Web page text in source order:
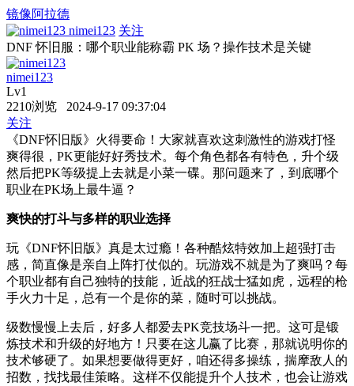
镜像阿拉德
nimei123 关注
DNF 怀旧服：哪个职业能称霸 PK 场？操作技术是关键
nimei123
Lv1
2210浏览 2024-9-17 09:37:04
关注
《DNF怀旧版》火得要命！大家就喜欢这刺激性的游戏打怪
爽得很，PK更能好好秀技术。每个角色都各有特色，升个级
然后把PK等级提上去就是小菜一碟。那问题来了，到底哪个
职业在PK场上最牛逼？
爽快的打斗与多样的职业选择
玩《DNF怀旧版》真是太过瘾！各种酷炫特效加上超强打击
感，简直像是亲自上阵打仗似的。玩游戏不就是为了爽吗？每
个职业都有自己独特的技能，近战的狂战士猛如虎，远程的枪
手火力十足，总有一个是你的菜，随时可以挑战。
级数慢慢上去后，好多人都爱去PK竞技场斗一把。这可是锻
炼技术和升级的好地方！只要在这儿赢了比赛，那就说明你的
技术够硬了。如果想要做得更好，咱还得多操练，揣摩敌人的
招数，找找最佳策略。这样不仅能提升个人技术，也会让游戏